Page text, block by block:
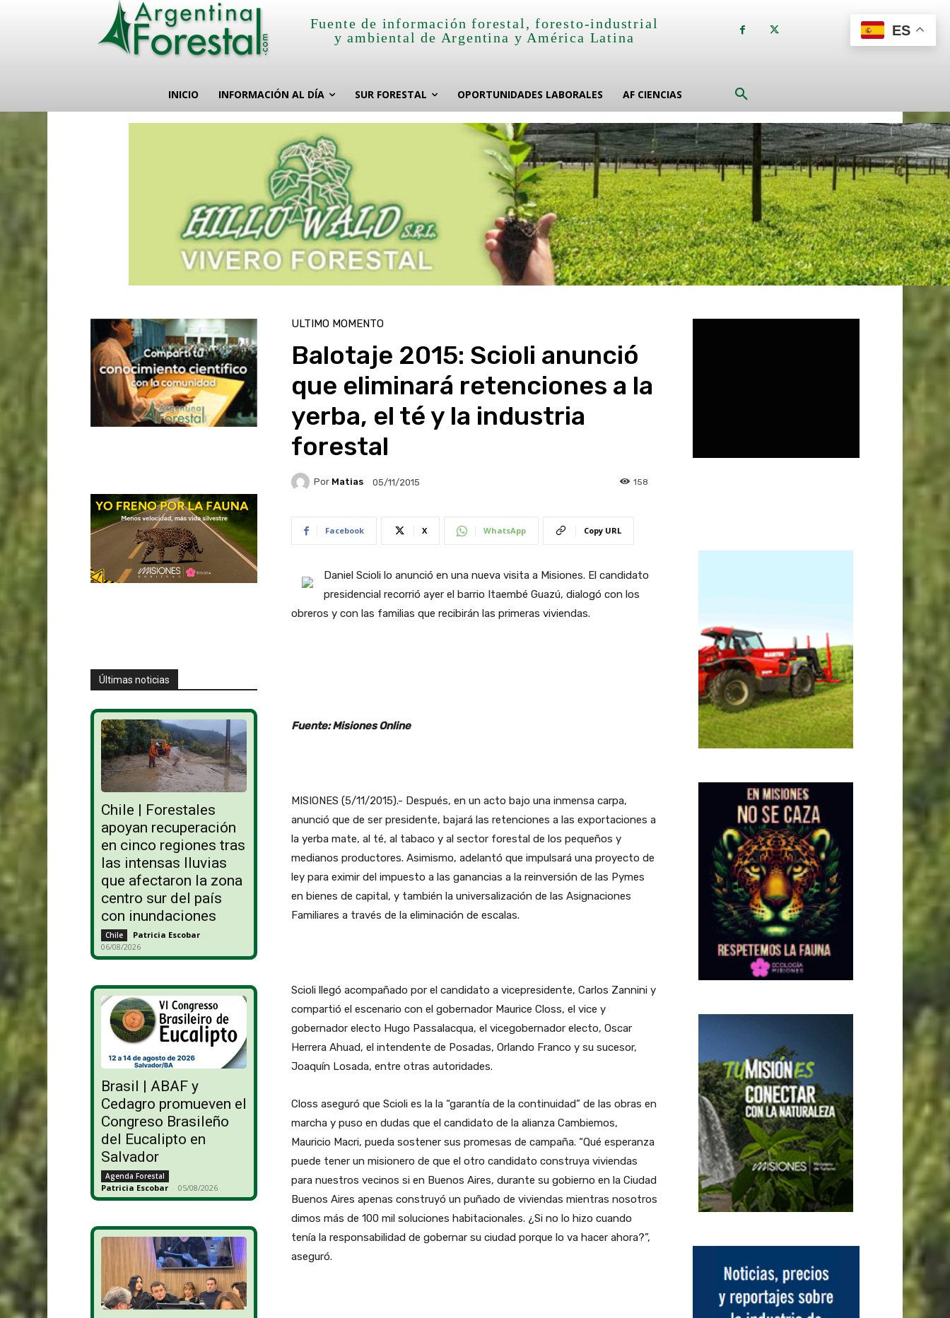
Fuente de información forestal, foresto-industrial
y ambiental de Argentina y América Latina
INICIO INFORMACIÓN AL DÍA SUR FORESTAL OPORTUNIDADES LABORALES AF CIENCIAS
Últimas noticias
Chile | Forestales
apoyan recuperación
en cinco regiones tras
las intensas lluvias
que afectaron la zona
centro sur del país
con inundaciones
Chile Patricia Escobar -
06/08/2026
Brasil | ABAF y
Cedagro promueven el
Congreso Brasileño
del Eucalipto en
Salvador
Agenda Forestal
Patricia Escobar - 05/08/2026
ULTIMO MOMENTO
Balotaje 2015: Scioli anunció
que eliminará retenciones a la
yerba, el té y la industria
forestal
Por Matias 05/11/2015 158
Facebook X WhatsApp Copy URL
Daniel Scioli lo anunció en una nueva visita a Misiones. El candidato
presidencial recorrió ayer el barrio Itaembé Guazú, dialogó con los
obreros y con las familias que recibirán las primeras viviendas.
Fuente: Misiones Online
MISIONES (5/11/2015).- Después, en un acto bajo una inmensa carpa,
anunció que de ser presidente, bajará las retenciones a las exportaciones a
la yerba mate, al té, al tabaco y al sector forestal de los pequeños y
medianos productores. Asimismo, adelantó que impulsará una proyecto de
ley para eximir del impuesto a las ganancias a la reinversión de las Pymes
en bienes de capital, y también la universalización de las Asignaciones
Familiares a través de la eliminación de escalas.
Scioli llegó acompañado por el candidato a vicepresidente, Carlos Zannini y
compartió el escenario con el gobernador Maurice Closs, el vice y
gobernador electo Hugo Passalacqua, el vicegobernador electo, Oscar
Herrera Ahuad, el intendente de Posadas, Orlando Franco y su sucesor,
Joaquín Losada, entre otras autoridades.
Closs aseguró que Scioli es la la “garantía de la continuidad” de las obras en
marcha y puso en dudas que el candidato de la alianza Cambiemos,
Mauricio Macri, pueda sostener sus promesas de campaña. “Qué esperanza
puede tener un misionero de que el otro candidato construya viviendas
para nuestros vecinos si en Buenos Aires, durante su gobierno en la Ciudad
Buenos Aires apenas construyó un puñado de viviendas mientras nosotros
dimos más de 100 mil soluciones habitacionales. ¿Si no lo hizo cuando
tenía la responsabilidad de gobernar su ciudad porque lo va hacer ahora?”,
aseguró.
ES